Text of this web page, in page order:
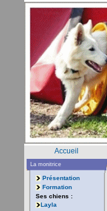
Accueil
La monitrice
Présentation
Formation
Ses chiens :
Layla